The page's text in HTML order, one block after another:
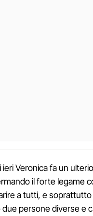
ieri Veronica fa un
il forte legame
a tutti, e soprattutto
due persone diverse e